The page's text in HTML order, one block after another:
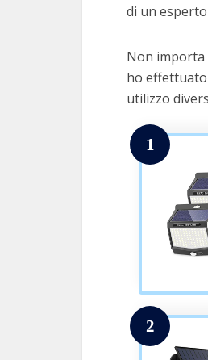
di un
Non importa
ho
utilizzo
1
2